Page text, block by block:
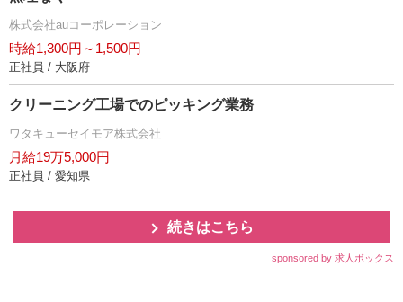
株式会社auコーポレーション
時給1,300円～1,500円
正社員 / 大阪府
クリーニング工場でのピッキング業務
ワタキューセイモア株式会社
月給19万5,000円
正社員 / 愛知県
続きはこちら
sponsored by 求人ボックス